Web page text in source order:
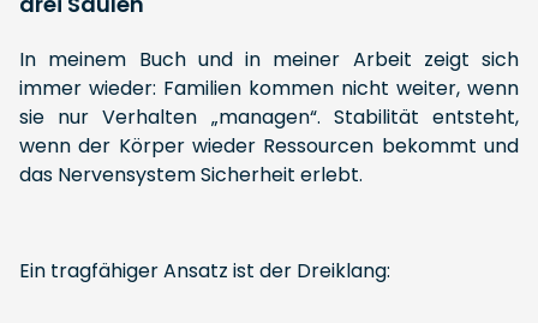
In meinem Buch und in meiner Arbeit zeigt sich
immer wieder: Familien kommen nicht weiter, wenn
sie nur Verhalten „managen“. Stabilität entsteht,
wenn der Körper wieder Ressourcen bekommt und
das Nervensystem Sicherheit erlebt.
Ein tragfähiger Ansatz ist der Dreiklang: